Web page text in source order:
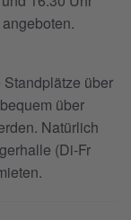
über
über
Natürlich
(Di-Fr